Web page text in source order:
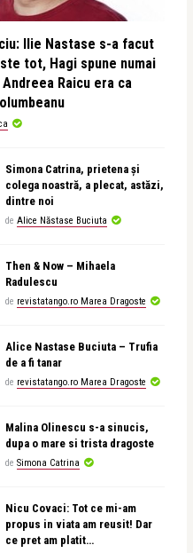
Ilie Nastase s-a facut
tot, Hagi spune numai
Raicu era ca
Simona Catrina, prietena și
colega noastră, a plecat, astăzi,
dintre noi
de Alice Năstase Buciuta
Then & Now – Mihaela
Radulescu
de revistatango.ro Marea Dragoste
Alice Nastase Buciuta – Trufia
de a fi tanar
de revistatango.ro Marea Dragoste
Malina Olinescu s-a sinucis,
dupa o mare si trista dragoste
de Simona Catrina
Nicu Covaci: Tot ce mi-am
propus in viata am reusit! Dar
ce pret am platit…